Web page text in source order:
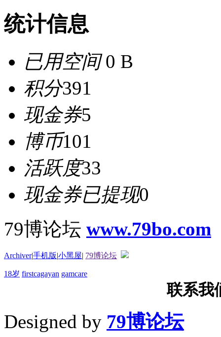
统计信息
已用空间0 B
积分391
现金券5
博币101
活跃度33
现金券已提现0
79博论坛 www.79bo.com
Archiver|手机版|小黑屋| 79博论坛
18岁 firstcagayan gamcare
联系我
Designed by 79博论坛